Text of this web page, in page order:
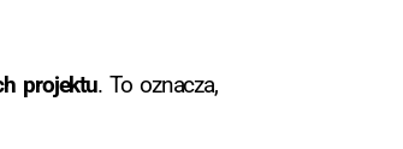
projektu. To oznacza,